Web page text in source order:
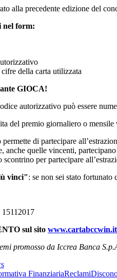
alla precedente edizione del
nel form:
della carta utilizzata
GIOCA!
autorizzativo può essere
del premio giornaliero o mensile
di partecipare
anche quelle vincenti,
scontrino per partecipare
vinci": se non sei stato
sul sito www.cartabccwin.it
promosso da Iccrea Banca
FinanziariaReclami